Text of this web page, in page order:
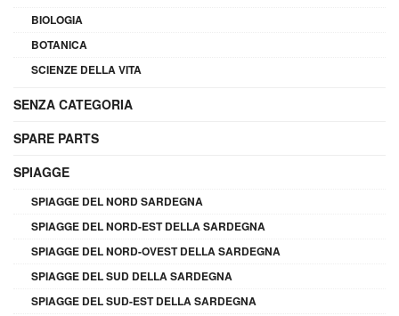
BIOLOGIA
BOTANICA
SCIENZE DELLA VITA
SENZA CATEGORIA
SPARE PARTS
SPIAGGE
SPIAGGE DEL NORD SARDEGNA
SPIAGGE DEL NORD-EST DELLA SARDEGNA
SPIAGGE DEL NORD-OVEST DELLA SARDEGNA
SPIAGGE DEL SUD DELLA SARDEGNA
SPIAGGE DEL SUD-EST DELLA SARDEGNA